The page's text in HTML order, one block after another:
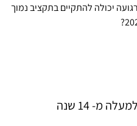
יכולה להתקיים בתקציב נמוך
מ- 14 שנה